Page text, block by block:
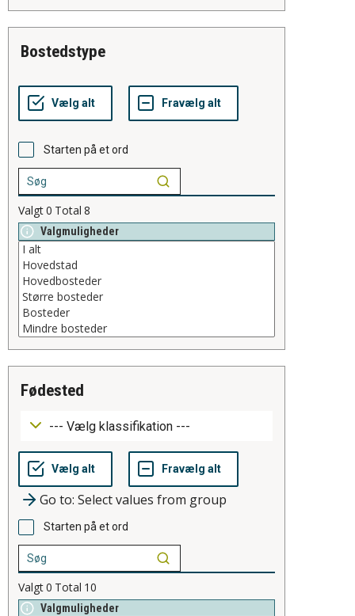
bostedstype
Starten på et ord
Valgt0 Total 8
Valgmuligheder
fødested
Go to: Select values from group
Starten på et ord
Valgt0 Total 10
Valgmuligheder